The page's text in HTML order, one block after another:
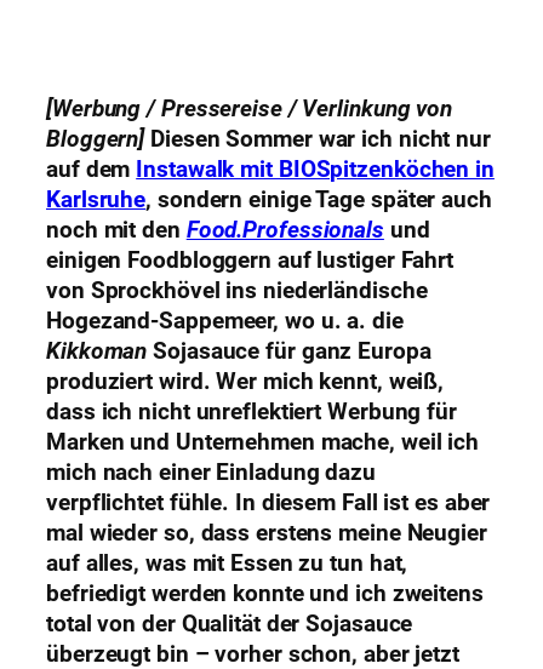
[Werbung / Pressereise / Verlinkung von
Bloggern]Diesen Sommer war ich nicht nur
auf dem Instawalk mit BIOSpitzenköchen in
Karlsruhe, sondern einige Tage später auch
noch mit den Food.Professionals und
einigen Foodbloggern auf lustiger Fahrt
von Sprockhövel ins niederländische
Hogezand-Sappemeer, wo u. a. die
Kikkoman Sojasauce für ganz Europa
produziert wird. Wer mich kennt, weiß,
dass ich nicht unreflektiert Werbung für
Marken und Unternehmen mache, weil ich
mich nach einer Einladung dazu
verpflichtet fühle. In diesem Fall ist es aber
mal wieder so, dass erstens meine Neugier
auf alles, was mit Essen zu tun hat,
befriedigt werden konnte und ich zweitens
total von der Qualität der Sojasauce
überzeugt bin – vorher schon, aber jetzt